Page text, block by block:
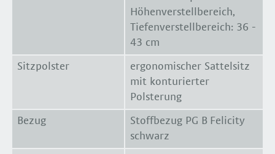
Höhenverstellbereich,
Tiefenverstellbereich: 36 -
43 cm
Sitzpolster
ergonomischer Sattelsitz
mit konturierter
Polsterung
Bezug
Stoffbezug PG B Felicity
schwarz